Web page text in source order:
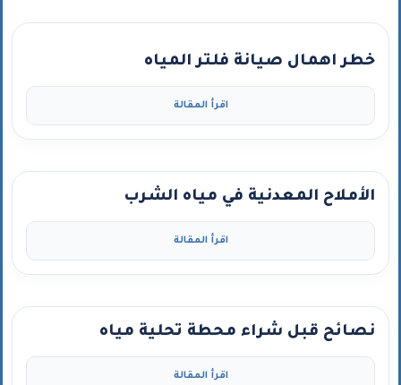
خطر اهمال صيانة فلتر المياه
اقرأ المقالة
الأملاح المعدنية في مياه الشرب
اقرأ المقالة
نصائح قبل شراء محطة تحلية مياه
اقرأ المقالة